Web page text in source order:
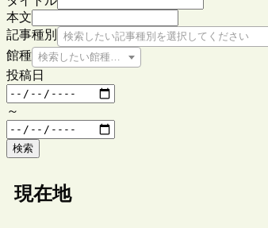
本文
記事種別
検索したい記事種別を選択してください
館種 検索したい館種を選択してください
投稿日
～
検索
現在地